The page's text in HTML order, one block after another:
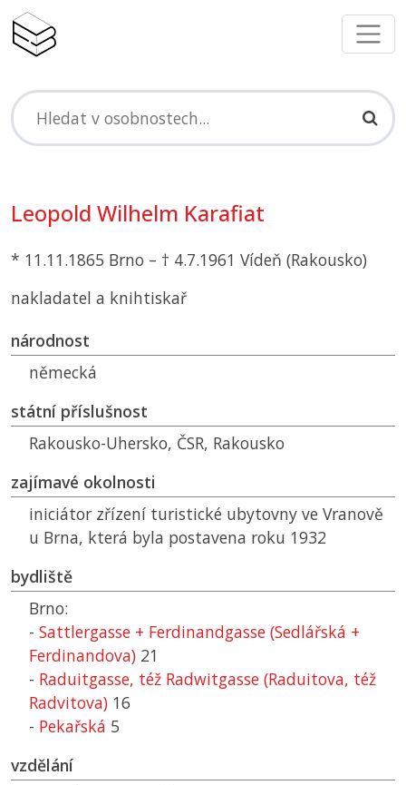
Leopold Wilhelm Karafiat
* 11.11.1865 Brno – † 4.7.1961 Vídeň (Rakousko)
nakladatel a knihtiskař
národnost
německá
státní příslušnost
Rakousko-Uhersko, ČSR, Rakousko
zajímavé okolnosti
iniciátor zřízení turistické ubytovny ve Vranově
u Brna, která byla postavena roku 1932
bydliště
Brno:
- Sattlergasse + Ferdinandgasse (Sedlářská +
Ferdinandova) 21
- Raduitgasse, též Radwitgasse (Raduitova, též
Radvitova) 16
- Pekařská 5
vzdělání